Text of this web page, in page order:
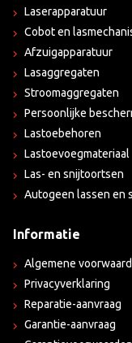
Laserapparatuur
Cobot en
Afzuigapparatuur
Lasaggregaten
Stroomaggregaten
Persoonlijke
Lastoebehoren
Lastoevoegmateriaal
Las- en snijtoortsen
Autogeen lassen en
Informatie
Algemene
Privacyverklaring
Reparatie-aanvraag
Garantie-aanvraag